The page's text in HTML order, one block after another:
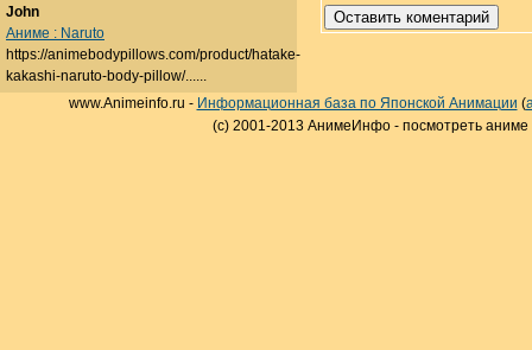
John
Аниме : Naruto
https://animebodypillows.com/product/hatake-
kakashi-naruto-body-pillow/......
www.Animeinfo.ru - Информационная база по Японской Анимации (
(c) 2001-2013 АнимеИнфо - посмотреть аниме